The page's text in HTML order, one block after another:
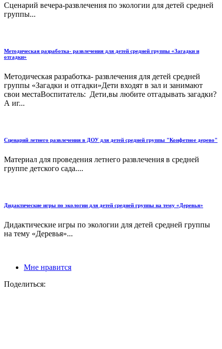
Сценарий вечера-развлечения по экологии для детей средней
группы...
Методическая разработка- развлечения для детей средней группы «Загадки и
отгадки»
Методическая разработка- развлечения для детей средней
группы «Загадки и отгадки»Дети входят в зал и занимают
свои местаВоспитатель: Дети,вы любите отгадывать загадки?
А иг...
Сценарий летнего развлечения в ДОУ для детей средней группы "Конфетное дерево"
Материал для проведения летнего развлечения в средней
группе детского сада....
Дидактические игры по экологии для детей средней группы на тему «Деревья»
Дидактические игры по экологии для детей средней группы
на тему «Деревья»...
Мне нравится
Поделиться: